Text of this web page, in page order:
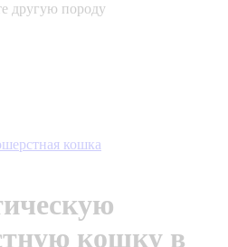
другую породу
кошка
кошку в